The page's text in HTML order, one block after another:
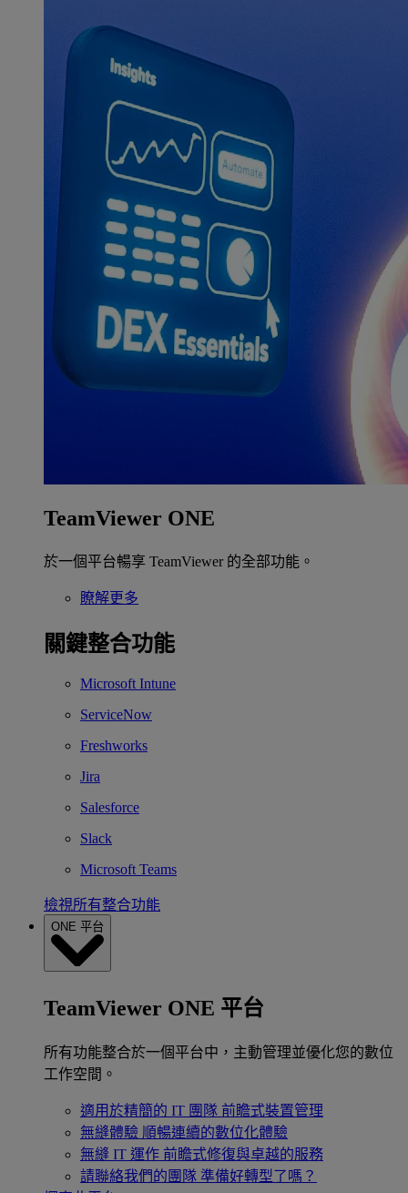
TeamViewer ONE
於一個平台暢享 TeamViewer 的全部功能。
瞭解更多
關鍵整合功能
Microsoft Intune
ServiceNow
Freshworks
Jira
Salesforce
Slack
Microsoft Teams
檢視所有整合功能
ONE 平台
TeamViewer ONE 平台
所有功能整合於一個平台中，主動管理並優化您的數位
工作空間。
適用於精簡的 IT 團隊 前瞻式裝置管理
無縫體驗 順暢連續的數位化體驗
無縫 IT 運作 前瞻式修復與卓越的服務
請聯絡我們的團隊 準備好轉型了嗎？